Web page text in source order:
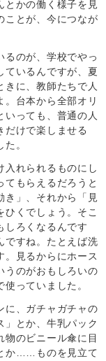
とかの働く様子を見
ことが、今につなが
るのが、学校でやっ
ているんですが、夏
きに、教師たちで人
。台本から全部オリ
いっても、普通の人
だけで楽しませる
。
入れられるものにし
てもらえるだろうと
き」、それから「見
ひくでしょう。そこ
しろくなるんです
ですね。たとえば洗
。見るからにホース
うのがおもしろいの
っていました。
に、ガチャガチャの
」とか、牛乳パック
物のビニール傘に目
か……ものを見立て